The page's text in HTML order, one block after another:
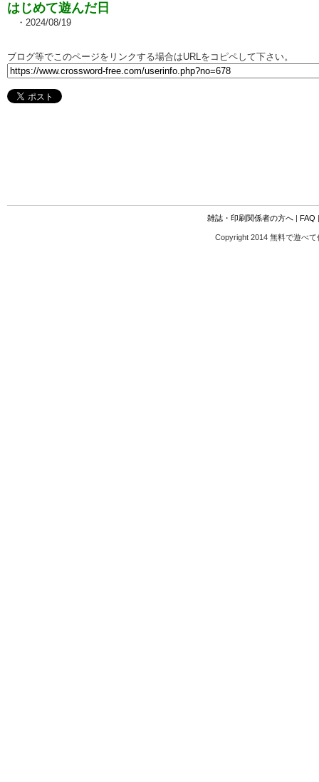
はじめて遊んだ日
・2024/08/19
ブログ等でこのページをリンクする場合はURLをコピペして下さい。
雑誌・印刷関係者の方へ| FAQ
Copyright 2014 無料で遊べ